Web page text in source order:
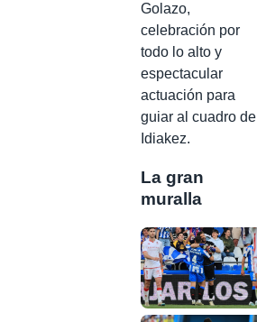
Golazo,
celebración por
todo lo alto y
espectacular
actuación para
guiar al cuadro de
Idiakez.
La gran
muralla